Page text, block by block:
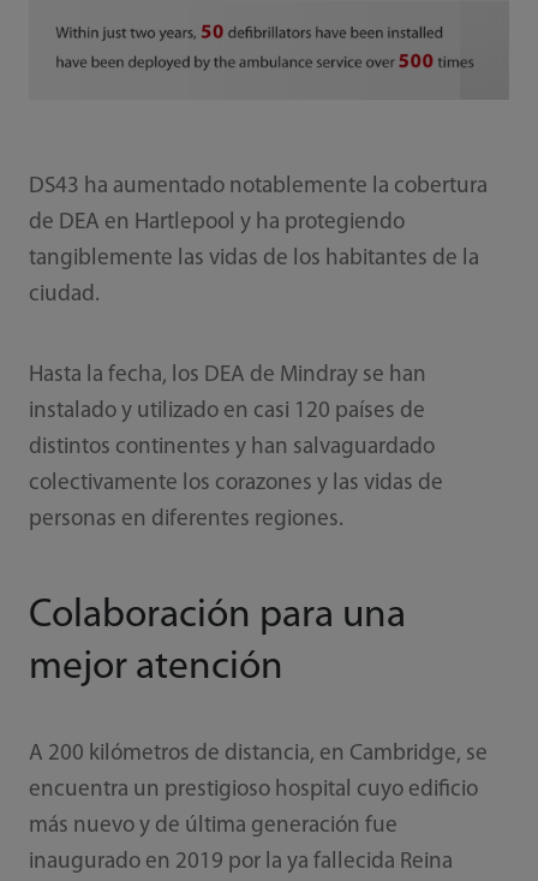
DS43 ha aumentado notablemente la cobertura
de DEA en Hartlepool y ha protegiendo
tangiblemente las vidas de los habitantes de la
ciudad.
Hasta la fecha, los DEA de Mindray se han
instalado y utilizado en casi 120 países de
distintos continentes y han salvaguardado
colectivamente los corazones y las vidas de
personas en diferentes regiones.
Colaboración para una
mejor atención
A 200 kilómetros de distancia, en Cambridge, se
encuentra un prestigioso hospital cuyo edificio
más nuevo y de última generación fue
inaugurado en 2019 por la ya fallecida Reina